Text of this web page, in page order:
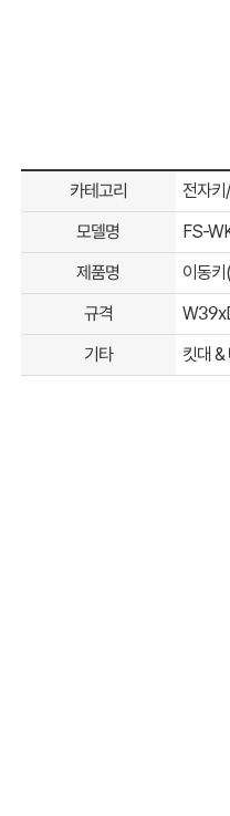
카테고리
전자키
모델명
FS-
제품명
이동
규격
기타
킷대 &